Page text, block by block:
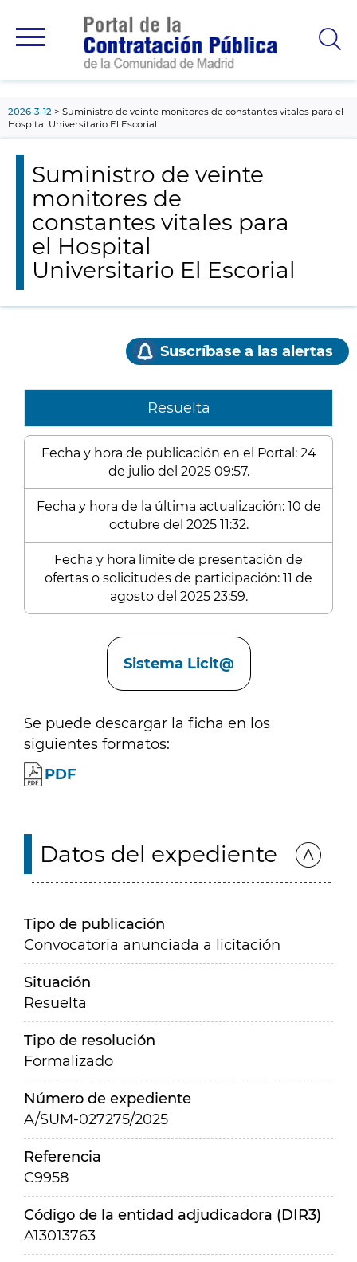
principal
2026-3-12
Suministro de veinte monitores de constantes vitales para el
Hospital Universitario El Escorial
Suministro de veinte
monitores de
constantes vitales para
el Hospital
Universitario El Escorial
Suscríbase a las alertas
Resuelta
Fecha y hora de publicación en el Portal: 24
de julio del 2025 09:57.
Fecha y hora de la última actualización: 10 de
octubre del 2025 11:32.
Fecha y hora límite de presentación de
ofertas o solicitudes de participación: 11 de
agosto del 2025 23:59.
Sistema Licit@
Se puede descargar la ficha en los
siguientes formatos:
PDF
Datos del expediente
Tipo de publicación
Convocatoria anunciada a licitación
Situación
Resuelta
Tipo de resolución
Formalizado
Número de expediente
A/SUM-027275/2025
Referencia
C9958
Código de la entidad adjudicadora (DIR3)
A13013763